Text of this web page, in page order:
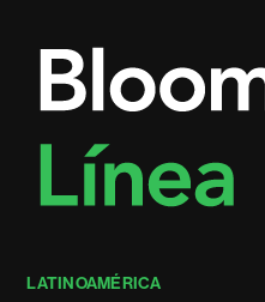
LATINOAMÉRICA